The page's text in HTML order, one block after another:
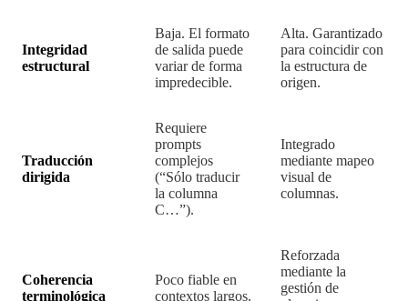
Integridad
estructural
Baja. El formato
de salida puede
variar de forma
impredecible.
Alta. Garantizado
para coincidir con
la estructura de
origen.
Traducción
dirigida
Requiere
prompts
complejos
(“Sólo traducir
la columna
C…”).
Integrado
mediante mapeo
visual de
columnas.
Coherencia
terminológica
Poco fiable en
contextos largos.
Reforzada
mediante la
gestión de